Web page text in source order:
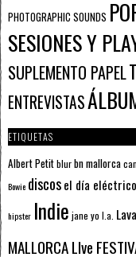
PHOTOGRAPHIC SOUNDS
SESIONES Y
SUPLEMENTO PAPEL
ENTREVISTAS
ETIQUETAS
Albert Petitblurbn mallorca
Bowie discosel día eléctrico
hipster Indie jane yo l.a.
MALLORCA LIve